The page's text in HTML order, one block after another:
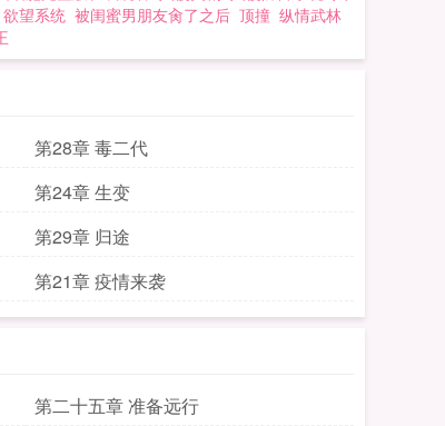
欲望系统 被闺蜜男朋友肏了之后 顶撞 纵情武林
第28章 毒二代
第24章 生变
第29章 归途
第21章 疫情来袭
第二十五章 准备远行